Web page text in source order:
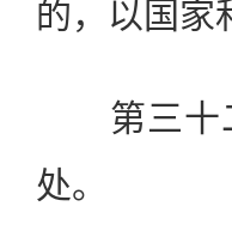
的，以国家
第三十二
处。